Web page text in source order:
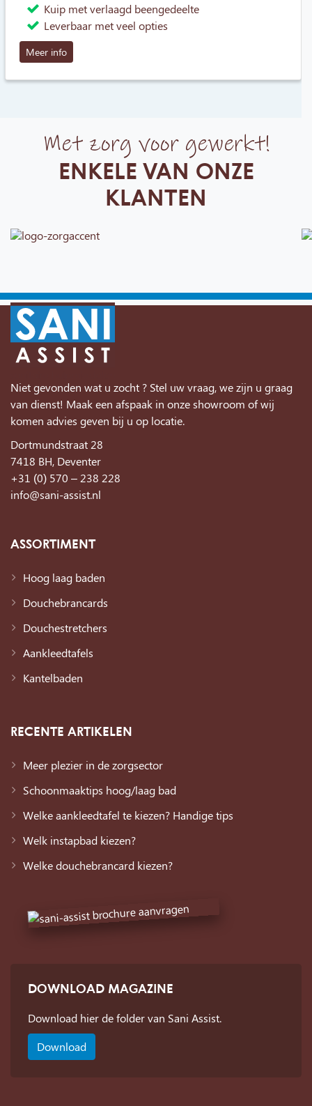
Kuip met verlaagd beengedeelte
Leverbaar met veel opties
Meer info
Met zorg voor gewerkt!
ENKELE VAN ONZE
KLANTEN
Niet gevonden wat u zocht ? Stel uw vraag, we zijn u graag
van dienst! Maak een afspaak in onze showroom of wij
komen advies geven bij u op locatie.
Dortmundstraat 28
7418 BH, Deventer
+31 (0) 570 – 238 228
info@sani-assist.nl
ASSORTIMENT
Hoog laag baden
Douchebrancards
Douchestretchers
Aankleedtafels
Kantelbaden
RECENTE ARTIKELEN
Meer plezier in de zorgsector
Schoonmaaktips hoog/laag bad
Welke aankleedtafel te kiezen? Handige tips
Welk instapbad kiezen?
Welke douchebrancard kiezen?
DOWNLOAD MAGAZINE
Download hier de folder van Sani Assist.
Download